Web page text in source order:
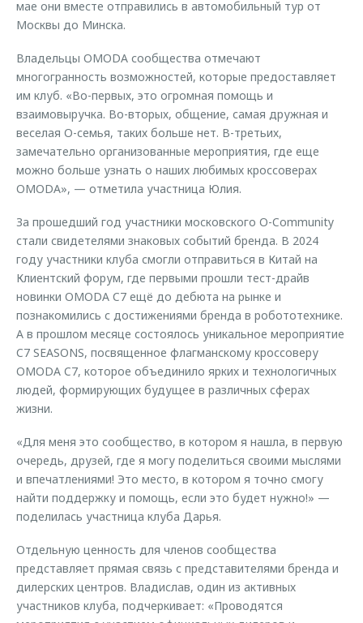
мае они вместе отправились в автомобильный тур от
Москвы до Минска.
Владельцы OMODA сообщества отмечают
многогранность возможностей, которые предоставляет
им клуб. «Во-первых, это огромная помощь и
взаимовыручка. Во-вторых, общение, самая дружная и
веселая O-семья, таких больше нет. В-третьих,
замечательно организованные мероприятия, где еще
можно больше узнать о наших любимых кроссоверах
OMODA», — отметила участница Юлия.
За прошедший год участники московского O-Community
стали свидетелями знаковых событий бренда. В 2024
году участники клуба смогли отправиться в Китай на
Клиентский форум, где первыми прошли тест-драйв
новинки OMODA C7 ещё до дебюта на рынке и
познакомились с достижениями бренда в робототехнике.
А в прошлом месяце состоялось уникальное мероприятие
C7 SEASONS, посвященное флагманскому кроссоверу
OMODA C7, которое объединило ярких и технологичных
людей, формирующих будущее в различных сферах
жизни.
«Для меня это сообщество, в котором я нашла, в первую
очередь, друзей, где я могу поделиться своими мыслями
и впечатлениями! Это место, в котором я точно смогу
найти поддержку и помощь, если это будет нужно!» —
поделилась участница клуба Дарья.
Отдельную ценность для членов сообщества
представляет прямая связь с представителями бренда и
дилерских центров. Владислав, один из активных
участников клуба, подчеркивает: «Проводятся